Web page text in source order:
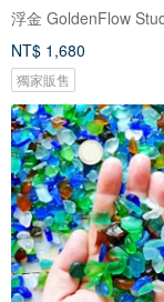
浮金 GoldenFlow
NT$ 1,680
獨家販售